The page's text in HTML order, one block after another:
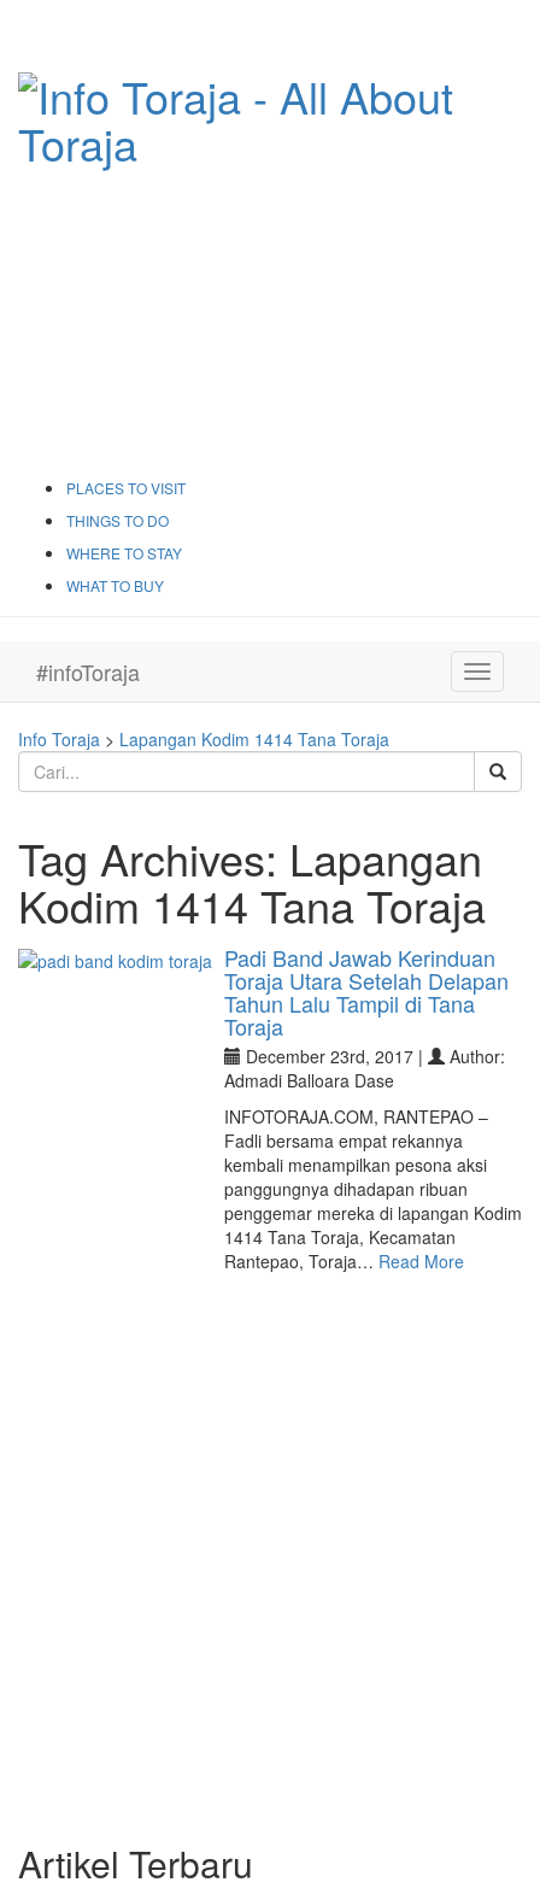
PLACES TO VISIT
THINGS TO DO
WHERE TO STAY
WHAT TO BUY
Toggle
#infoToraja
Info Toraja > Lapangan Kodim 1414 Tana Toraja
Tag Archives: Lapangan
Kodim 1414 Tana Toraja
Padi Band Jawab Kerinduan
Toraja Utara Setelah Delapan
Tahun Lalu Tampil di Tana
Toraja
December 23rd, 2017 |
Author:
Admadi Balloara Dase
INFOTORAJA.COM, RANTEPAO –
Fadli bersama empat rekannya
kembali menampilkan pesona aksi
panggungnya dihadapan ribuan
penggemar mereka di lapangan Kodim
1414 Tana Toraja, Kecamatan
Rantepao, Toraja… Read More
Artikel Terbaru